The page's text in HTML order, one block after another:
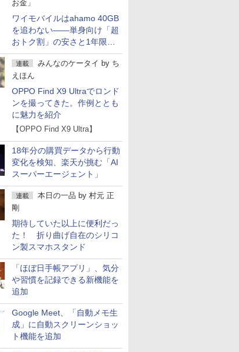
お金」
ワイモバイルはahamo 40GB
を追わない――単身向け「超
おトク割」の安さと1年限定
の注意点
連載 みんなのケータイ by ち
えほん
OPPO Find X9 Ultraでロンド
ンを撮ってきた。作例ととも
に魅力を紹介
【OPPO Find X9 Ultra】
18年分の購買データから行動
変化を検知、楽天が挑む「AI
スーパーエージェント」
連載 本日の一品 by 村元 正
剛
期待していた以上に便利だっ
た！ 折り曲げ自在のシリコ
ン製スマホスタンド
「ほぼ日手帳アプリ」、気分
や習慣を記録できる新機能を
追加
Google Meet、「自動メモ生
成」に自動スクリーンショッ
ト機能を追加